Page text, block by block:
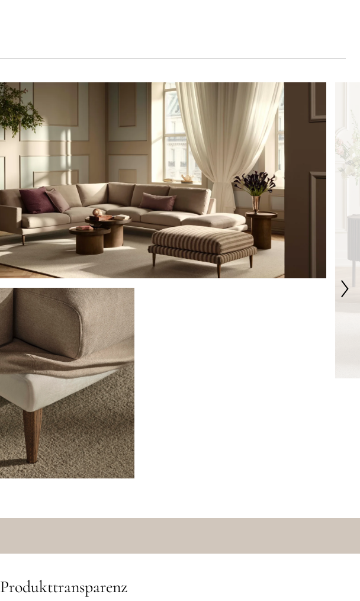
Produkttransparenz